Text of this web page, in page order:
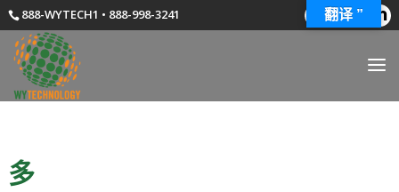
888-WYTECH1 • 888-998-3241
多
翻译 ”